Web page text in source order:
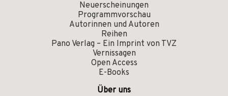
Neuerscheinungen
Programmvorschau
Autorinnen und Autoren
Reihen
Pano Verlag – Ein Imprint von TVZ
Vernissagen
Open Access
E-Books
Über uns